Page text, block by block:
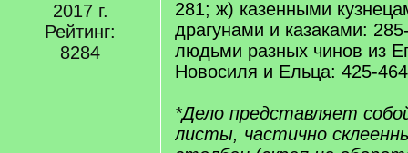
2017 г.
Рейтинг:
8284
281; ж) казенными
драгунами и казаками:
людьми разных чинов из
Новосиля и Ельца: 425-464
*Дело представляет
листы, частично